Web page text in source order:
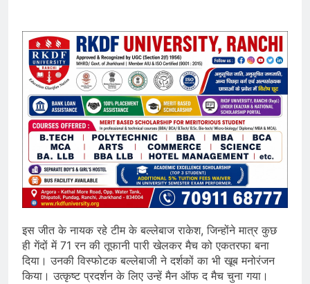
इस जीत के नायक रहे टीम के बल्लेबाज राकेश, जिन्होंने मात्र कुछ
ही गेंदों में 71 रन की तूफानी पारी खेलकर मैच को एकतरफा बना
दिया। उनकी विस्फोटक बल्लेबाजी ने दर्शकों का भी खूब मनोरंजन
किया। उत्कृष्ट प्रदर्शन के लिए उन्हें मैन ऑफ द मैच चुना गया।